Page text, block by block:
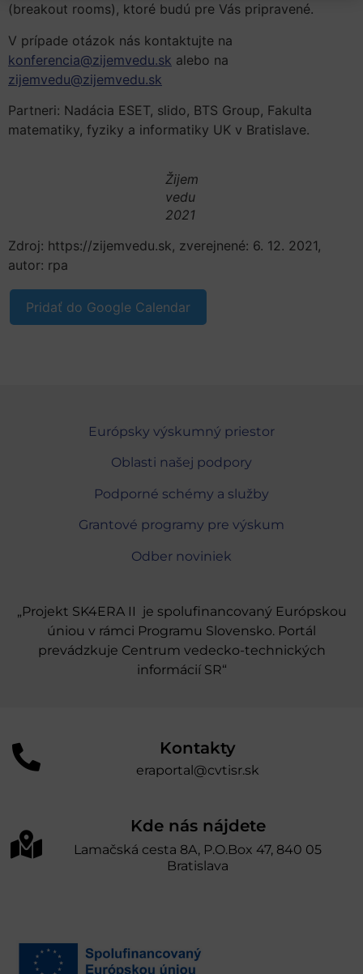
(breakout rooms), ktoré budú pre Vás pripravené.
V prípade otázok nás kontaktujte na
konferencia@zijemvedu.sk alebo na
zijemvedu@zijemvedu.sk
Partneri: Nadácia ESET, slido, BTS Group, Fakulta
matematiky, fyziky a informatiky UK v Bratislave.
Žijem
vedu
2021
Zdroj: https://zijemvedu.sk, zverejnené: 6. 12. 2021,
autor: rpa
Pridať do Google Calendar
Európsky výskumný priestor
Oblasti našej podpory
Podporné schémy a služby
Grantové programy pre výskum
Odber noviniek
„Projekt SK4ERA II je spolufinancovaný Európskou
úniou v rámci Programu Slovensko. Portál
prevádzkuje Centrum vedecko-technických
informácií SR“
Kontakty
eraportal@cvtisr.sk
Kde nás nájdete
Lamačská cesta 8A, P.O.Box 47, 840 05
Bratislava